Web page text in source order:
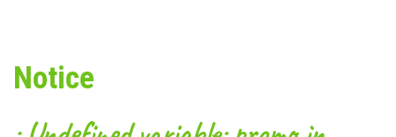
День рождения или юбилейную дату Вы с легкостью можете
на "Хуторе Тихом". Мероприятия могут проводиться как в
Notice